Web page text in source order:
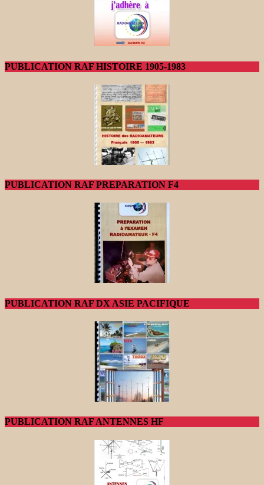
PUBLICATION RAF HISTOIRE 1905-1983
PUBLICATION RAF PREPARATION F4
PUBLICATION RAF DX ASIE PACIFIQUE
PUBLICATION RAF ANTENNES HF